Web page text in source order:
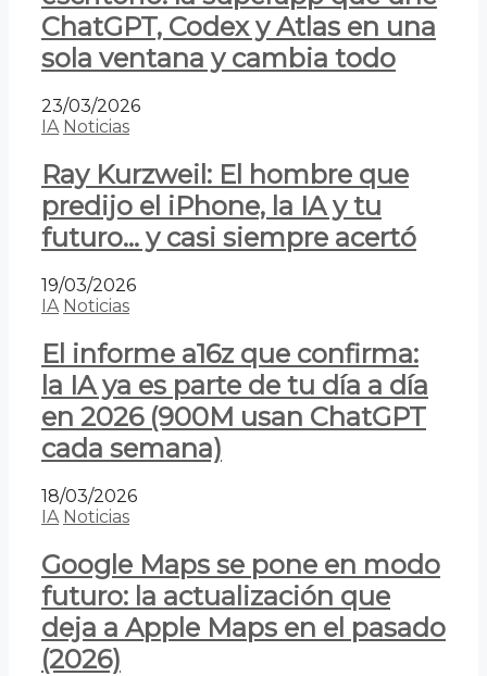
ChatGPT, Codex y Atlas en una
sola ventana y cambia todo
23/03/2026
IA Noticias
Ray Kurzweil: El hombre que
predijo el iPhone, la IA y tu
futuro… y casi siempre acertó
19/03/2026
IA Noticias
El informe a16z que confirma:
la IA ya es parte de tu día a día
en 2026 (900M usan ChatGPT
cada semana)
18/03/2026
IA Noticias
Google Maps se pone en modo
futuro: la actualización que
deja a Apple Maps en el pasado
(2026)